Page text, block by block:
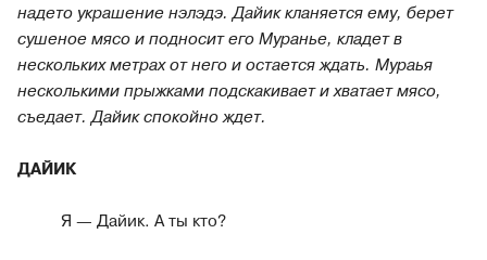
надето украшение нэлэдэ. Дайик кланяется ему, берет
сушеное мясо и подносит его Муранье, кладет в
нескольких метрах от него и остается ждать. Мураья
несколькими прыжками подскакивает и хватает мясо,
съедает. Дайик спокойно ждет.
ДАЙИК
Я — Дайик. А ты кто?